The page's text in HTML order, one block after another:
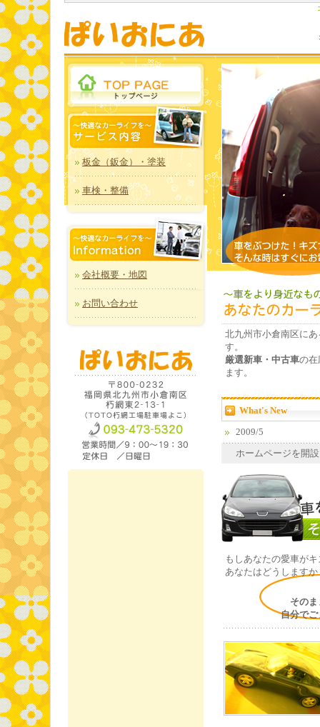
板金（鈑金）・塗装
車検・整備
会社概要・地図
お問い合わせ
北九州市小倉南区に
す。
厳選新車・中古車の在
ます。
What's New
2009/5
ホームページを開
もしあなたの愛車が
あなたはどうしますか
その
自分でごま